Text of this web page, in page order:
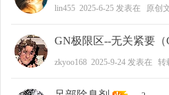
lin455 2025-6-25 发表在 原创
GN极限区--无关紧要（
zkyoo168 2025-9-24 发表在 转